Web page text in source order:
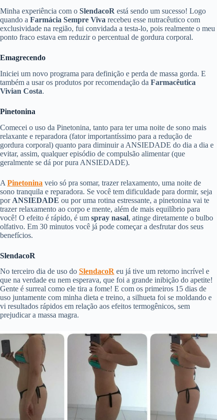
Minha experiência com o SlendacoR está sendo um sucesso! Logo
quando a Farmácia Sempre Viva recebeu esse nutracêutico com
exclusividade na região, fui convidada a testa-lo, pois realmente o meu
ponto fraco estava em reduzir o percentual de gordura corporal.
Emagrecendo
Iniciei um novo programa para definição e perda de massa gorda. E
também a usar os produtos por recomendação da Farmacêutica
Vivian Costa.
Pinetonina
Comecei o uso da Pinetonina, tanto para ter uma noite de sono mais
relaxante e reparadora (fator importantíssimo para a redução de
gordura corporal) quanto para diminuir a ANSIEDADE do dia a dia e
evitar, assim, qualquer episódio de compulsão alimentar (que
geralmente se dá por pura ANSIEDADE).
A Pinetonina veio só pra somar, trazer relaxamento, uma noite de
sono tranquila e reparadora. Se você tem dificuldade para dormir, seja
por ANSIEDADE ou por uma rotina estressante, a pinetonina vai te
trazer relaxamento ao corpo e mente, além de mais equilíbrio para
você! O efeito é rápido, é um spray nasal, atinge diretamente o bulbo
olfativo. Em 30 minutos você já pode começar a desfrutar dos seus
benefícios.
SlendacoR
No terceiro dia de uso do SlendacoR eu já tive um retorno incrível e
que na verdade eu nem esperava, que foi a grande inibição do apetite!
Gente é surreal como ele tira a fome! E com os primeiros 15 dias de
uso juntamente com minha dieta e treino, a silhueta foi se moldando e
vi resultados rápidos em relação aos efeitos termogênicos, sem
prejudicar a massa magra.